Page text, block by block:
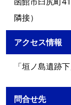
隣接）
アクセス情報
「垣ノ島遺跡
問合せ先